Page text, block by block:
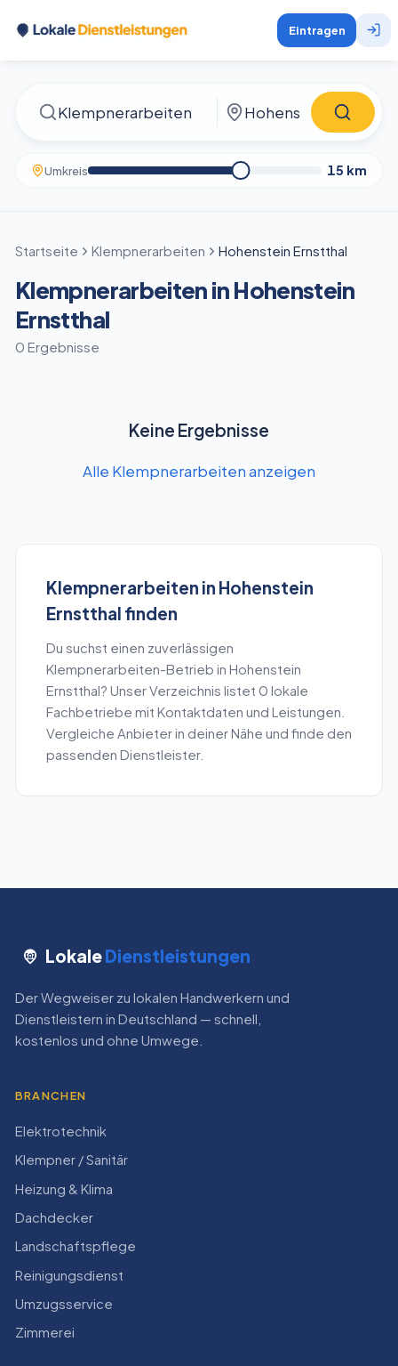
Eintragen
Umkreis 15 km
Startseite Klempnerarbeiten Hohenstein Ernstthal
Klempnerarbeiten in Hohenstein
Ernstthal
0 Ergebnisse
Keine Ergebnisse
Alle Klempnerarbeiten anzeigen
Klempnerarbeiten in Hohenstein
Ernstthal finden
Du suchst einen zuverlässigen
Klempnerarbeiten-Betrieb in Hohenstein
Ernstthal? Unser Verzeichnis listet 0 lokale
Fachbetriebe mit Kontaktdaten und Leistungen.
Vergleiche Anbieter in deiner Nähe und finde den
passenden Dienstleister.
LokaleDienstleistungen
Der Wegweiser zu lokalen Handwerkern und
Dienstleistern in Deutschland — schnell,
kostenlos und ohne Umwege.
BRANCHEN
Elektrotechnik
Klempner / Sanitär
Heizung & Klima
Dachdecker
Landschaftspflege
Reinigungsdienst
Umzugsservice
Zimmerei